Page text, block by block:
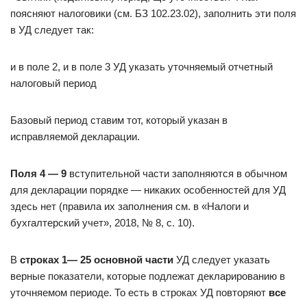
поясняют налоговики (см. БЗ 102.23.02), заполнить эти поля
в УД следует так:
и в поле 2, и в поле 3 УД указать уточняемый отчетный
налоговый период
Базовый период ставим тот, который указан в
исправляемой декларации.
Поля 4 — 9 вступительной части заполняются в обычном
для декларации порядке — никаких особенностей для УД
здесь нет (правила их заполнения см. в «Налоги и
бухгалтерский учет», 2018, № 8, с. 10).
В строках 1— 25 основной части УД следует указать
верные показатели, которые подлежат декларированию в
уточняемом периоде. То есть в строках УД повторяют все